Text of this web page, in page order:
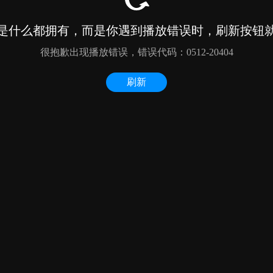
什么都拥有，而是你遇到播放错误时，刷新按钮
很抱歉出现播放错误，错误代码：0512-20404
刷新